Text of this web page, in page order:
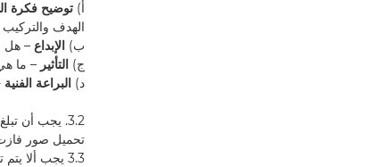
أ) توضيح فكرة
الهدف
ب) الإبداع – هل
ج) التأثير – ما
د) البراعة الفنية
تحميل صور
3.3 يجب ألا